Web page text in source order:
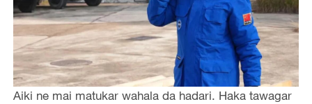
Aiki ne mai matukar wahala da hadari. Haka tawagar